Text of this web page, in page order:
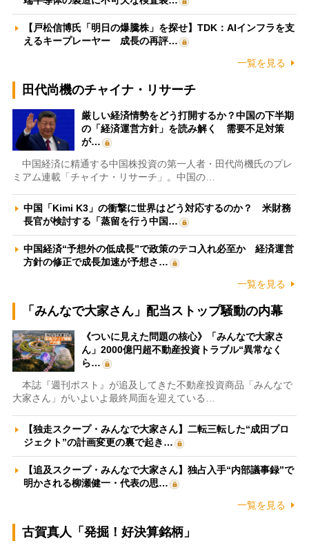
【戸松信博氏「明日の爆騰株」を探せ】TDK：AIインフラを支
えるキープレーヤー 成長の再評…
一覧を見る
田代尚機のチャイナ・リサーチ
厳しい経済情勢をどう打開するか？中国の下半期
の「経済運営方針」を読み解く 需要不足対策
が…
中国経済に精通する中国株投資の第一人者・田代尚機氏のプレ
ミアム連載「チャイナ・リサーチ」。中国の…
中国「Kimi K3」の衝撃に世界はどう対応するのか？ 米財務
長官が検討する「蒸留を行う中国…
中国経済“予想外の低成長”で政策のテコ入れ必至か 経済運営
方針の修正で成長加速が予想さ…
一覧を見る
「みんなで大家さん」配当ストップ騒動の内幕
《ついに見えた問題の核心》「みんなで大家さ
ん」2000億円超不動産投資トラブル“異常なく
ら…
本誌『週刊ポスト』が追及してきた不動産投資商品「みんなで
大家さん」がいよいよ最終局面を迎えている…
【独走スクープ・みんなで大家さん】二転三転した“成田プロ
ジェクト”の計画変更の裏で起き…
【追及スクープ・みんなで大家さん】独占入手“内部議事録”で
明かされる柳瀬健一・代表の思…
一覧を見る
古賀真人「発掘！好決算銘柄」